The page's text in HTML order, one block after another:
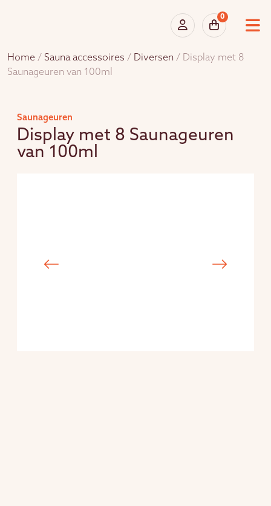
0
Home / Sauna accessoires / Diversen / Display met 8
Saunageuren van 100ml
Saunageuren
Display met 8 Saunageuren
van 100ml